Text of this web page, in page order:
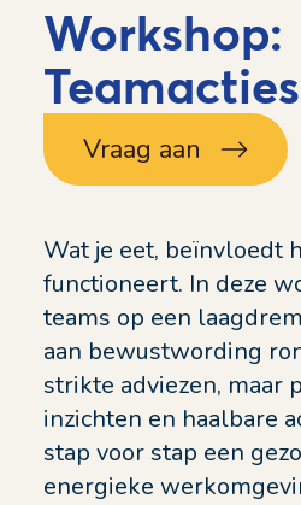
Workshop:
Vraag aan
Wat je eet, beïnvloedt
functioneert. In deze
teams op een
aan bewustwording
strikte adviezen, maar
inzichten en haalbare
stap voor stap een
energieke